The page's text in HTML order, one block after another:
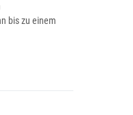
bis zu einem